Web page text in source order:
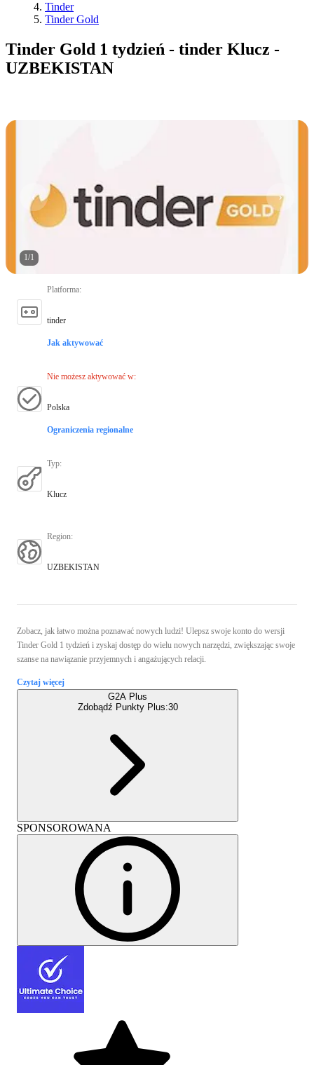
Tinder
Tinder Gold
Tinder Gold 1 tydzień - tinder Klucz -
UZBEKISTAN
1/1
Platforma:
tinder
Jak aktywować
Nie możesz aktywować w:
Polska
Ograniczenia regionalne
Typ:
Klucz
Region:
UZBEKISTAN
Zobacz, jak łatwo można poznawać nowych ludzi! Ulepsz swoje konto do wersji
Tinder Gold 1 tydzień i zyskaj dostęp do wielu nowych narzędzi, zwiększając swoje
szanse na nawiązanie przyjemnych i angażujących relacji.
Czytaj więcej
G2A Plus
Zdobądź Punkty Plus:30
SPONSOROWANA